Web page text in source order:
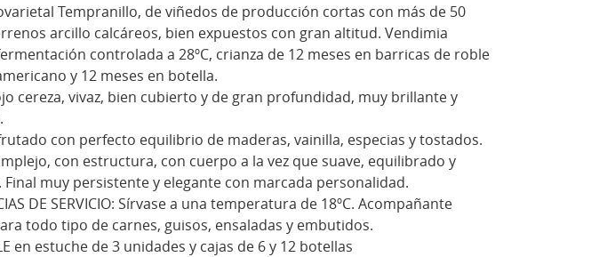
Tempranillo, de viñedos de producción cortas con más de 50
arcillo calcáreos, bien expuestos con gran altitud. Vendimia
controlada a 28ºC, crianza de 12 meses en barricas de roble
y 12 meses en botella.
cereza, vivaz, bien cubierto y de gran profundidad, muy brillante y
con perfecto equilibrio de maderas, vainilla, especias y tostados.
con estructura, con cuerpo a la vez que suave, equilibrado y
Final muy persistente y elegante con marcada personalidad.
DE SERVICIO: Sírvase a una temperatura de 18ºC. Acompañante
todo tipo de carnes, guisos, ensaladas y embutidos.
en estuche de 3 unidades y cajas de 6 y 12 botellas